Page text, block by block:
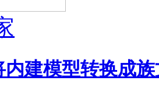
内建模型转换成